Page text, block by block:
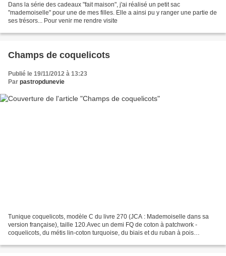
Dans la série des cadeaux "fait maison", j'ai réalisé un petit sac
"mademoiselle" pour une de mes filles. Elle a ainsi pu y ranger une partie de
ses trésors... Pour venir me rendre visite
Champs de coquelicots
Publié le 19/11/2012 à 13:23
Par pastropdunevie
Tunique coquelicots, modèle C du livre 270 (JCA : Mademoiselle dans sa
version française), taille 120.Avec un demi FQ de coton à patchwork -
coquelicots, du métis lin-coton turquoise, du biais et du ruban à pois